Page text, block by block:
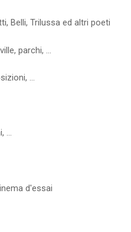
Belli, Trilussa ed altri poeti
parchi, ...
...
...
d'essai